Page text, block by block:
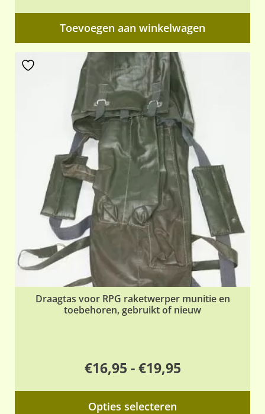
Toevoegen aan winkelwagen
Draagtas voor RPG raketwerper munitie en
toebehoren, gebruikt of nieuw
€16,95 - €19,95Prijsklasse:
€16,95
Opties selecteren